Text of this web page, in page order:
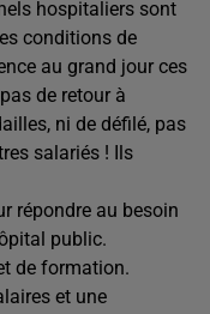
hospitaliers sont
conditions de
au grand jour ces
de retour à
ni de défilé, pas
salariés ! Ils
répondre au besoin
public.
de formation.
et une